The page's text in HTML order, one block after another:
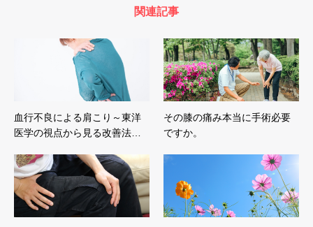
関連記事
血行不良による肩こり～東洋
医学の視点から見る改善法…
その膝の痛み本当に手術必要
ですか。